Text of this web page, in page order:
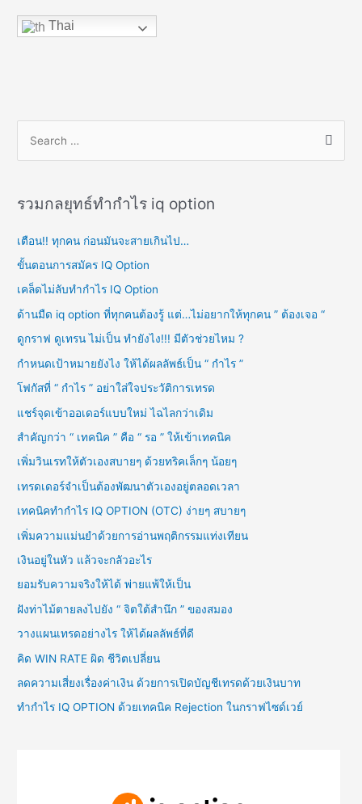
Thai
h
f
รวมกลยุทธ์ทำกำไร iq option
เตือน!! ทุกคน ก่อนมันจะสายเกินไป…
ขั้นตอนการสมัคร IQ Option
เคล็ดไม่ลับทำกำไร IQ Option
ด้านมืด iq option ที่ทุกคนต้องรู้ แต่…ไม่อยากให้ทุกคน ” ต้องเจอ “
ดูกราฟ ดูเทรน ไม่เป็น ทำยังไง!!! มีตัวช่วยไหม ?
กำหนดเป้าหมายยังไง ให้ได้ผลลัพธ์เป็น “ กำไร ”
โฟกัสที่ “ กำไร ” อย่าใส่ใจประวัติการเทรด
แชร์จุดเข้าออเดอร์แบบใหม่ ไฉไลกว่าเดิม
สำคัญกว่า “ เทคนิค ” คือ “ รอ ” ให้เข้าเทคนิค
เพิ่มวินเรทให้ตัวเองสบายๆ ด้วยทริคเล็กๆ น้อยๆ
เทรดเดอร์จำเป็นต้องพัฒนาตัวเองอยู่ตลอดเวลา
เทคนิคทำกำไร IQ OPTION (OTC) ง่ายๆ สบายๆ
เพิ่มความแม่นยำด้วยการอ่านพฤติกรรมแท่งเทียน
เงินอยู่ในหัว แล้วจะกลัวอะไร
ยอมรับความจริงให้ได้ พ่ายแพ้ให้เป็น
ฝังท่าไม้ตายลงไปยัง “ จิตใต้สำนึก ” ของสมอง
วางแผนเทรดอย่างไร ให้ได้ผลลัพธ์ที่ดี
คิด WIN RATE ผิด ชีวิตเปลี่ยน
ลดความเสี่ยงเรื่องค่าเงิน ด้วยการเปิดบัญชีเทรดด้วยเงินบาท
ทำกำไร IQ OPTION ด้วยเทคนิค Rejection ในกราฟไซด์เวย์